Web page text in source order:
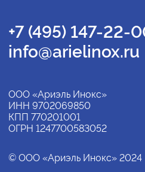
+7 (495) 147-22-
info@arielinox.ru
ООО «Ариэль Инокс»
ИНН 9702069850
КПП 770201001
ОГРН 1247700583052
© ООО «Ариэль Инокс» 2024